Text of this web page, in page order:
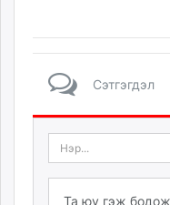
Сэтгэгдэл